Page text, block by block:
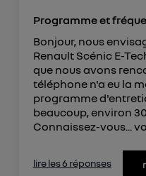
Programme et
Bonjour, nous
Renault Scénic E-
que nous avons
téléphone n'a eu la
programme
beaucoup, environ
Connaissez-vous...
lire les 6 réponses